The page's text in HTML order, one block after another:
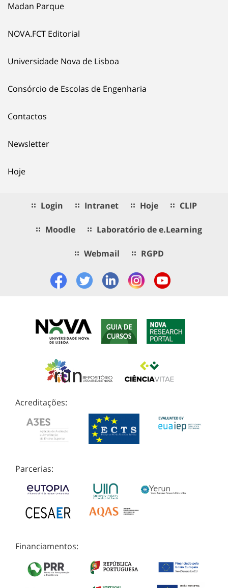
Madan Parque
NOVA.FCT Editorial
Universidade Nova de Lisboa
Consórcio de Escolas de Engenharia
Contactos
Newsletter
Hoje
Login Intranet Hoje CLIP
Moodle Laboratório de e.Learning
Webmail RGPD
Acreditações:
Parcerias:
Financiamentos: